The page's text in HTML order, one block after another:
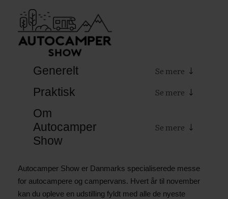
Generelt
Praktisk
Om
Autocamper
Show
Autocamper Show er Danmarks specialiserede messe
for autocampere og campervans. Hvert år til november
kan du opleve en udstilling fyldt med alle de nyeste